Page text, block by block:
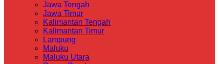
Jawa Tengah
Jawa Timur
Kalimantan Tengah
Kalimantan Timur
Lampung
Maluku
Maluku Utara